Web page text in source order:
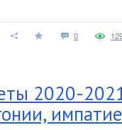
0
2020-